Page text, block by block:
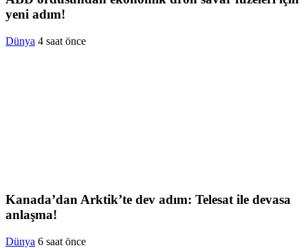
yeni adım!
Dünya 4 saat önce
Kanada’dan Arktik’te dev adım: Telesat ile devasa
anlaşma!
Dünya 6 saat önce